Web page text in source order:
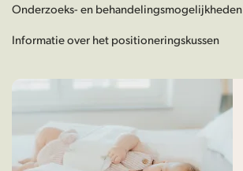
Onderzoeks- en behandelingsmogelijkheden
Informatie over het positioneringskussen